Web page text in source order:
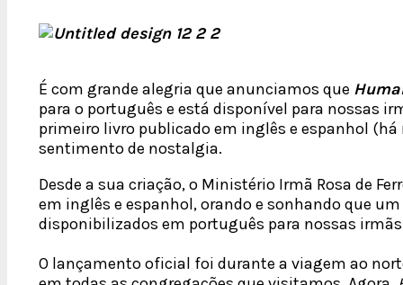
É com grande alegria que anunciamos que
para o português e está disponível para nossas
primeiro livro publicado em inglês e espanhol (há
sentimento de nostalgia.
Desde a sua criação, o Ministério Irmã Rosa de
em inglês e espanhol, orando e sonhando que
disponibilizados em português para nossas
O lançamento oficial foi durante a viagem ao